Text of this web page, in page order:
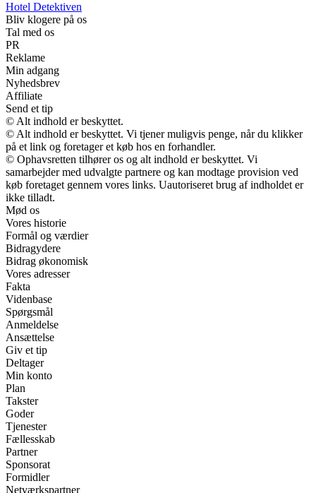
Hotel Detektiven
Bliv klogere på os
Tal med os
PR
Reklame
Min adgang
Nyhedsbrev
Affiliate
Send et tip
© Alt indhold er beskyttet.
© Alt indhold er beskyttet. Vi tjener muligvis penge, når du klikker
på et link og foretager et køb hos en forhandler.
© Ophavsretten tilhører os og alt indhold er beskyttet. Vi
samarbejder med udvalgte partnere og kan modtage provision ved
køb foretaget gennem vores links. Uautoriseret brug af indholdet er
ikke tilladt.
Mød os
Vores historie
Formål og værdier
Bidragydere
Bidrag økonomisk
Vores adresser
Fakta
Videnbase
Spørgsmål
Anmeldelse
Ansættelse
Giv et tip
Deltager
Min konto
Plan
Takster
Goder
Tjenester
Fællesskab
Partner
Sponsorat
Formidler
Netværkspartner